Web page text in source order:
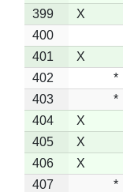
399
X
400
401
X
402
*
403
*
404
X
405
X
406
X
407
*